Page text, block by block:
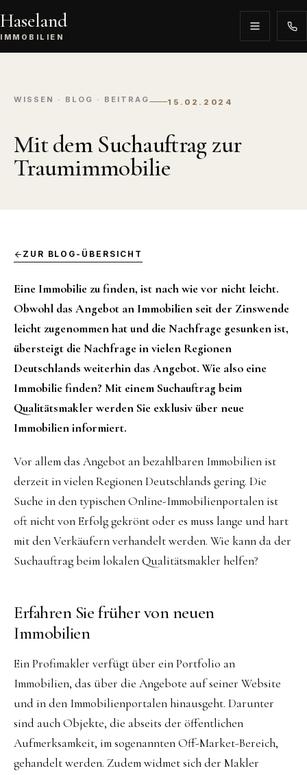
Haseland
IMMOBILIEN
WISSEN · BLOG · BEITRAG 15.02.2024
Mit dem Suchauftrag zur
Traumimmobilie
ZUR BLOG-ÜBERSICHT
Eine Immobilie zu finden, ist nach wie vor nicht leicht.
Obwohl das Angebot an Immobilien seit der Zinswende
leicht zugenommen hat und die Nachfrage gesunken ist,
übersteigt die Nachfrage in vielen Regionen
Deutschlands weiterhin das Angebot. Wie also eine
Immobilie finden? Mit einem Suchauftrag beim
Qualitätsmakler werden Sie exklusiv über neue
Immobilien informiert.
Vor allem das Angebot an bezahlbaren Immobilien ist
derzeit in vielen Regionen Deutschlands gering. Die
Suche in den typischen Online-Immobilienportalen ist
oft nicht von Erfolg gekrönt oder es muss lange und hart
mit den Verkäufern verhandelt werden. Wie kann da der
Suchauftrag beim lokalen Qualitätsmakler helfen?
Erfahren Sie früher von neuen
Immobilien
Ein Profimakler verfügt über ein Portfolio an
Immobilien, das über die Angebote auf seiner Website
und in den Immobilienportalen hinausgeht. Darunter
sind auch Objekte, die abseits der öffentlichen
Aufmerksamkeit, im sogenannten Off-Market-Bereich,
gehandelt werden. Zudem widmet sich der Makler